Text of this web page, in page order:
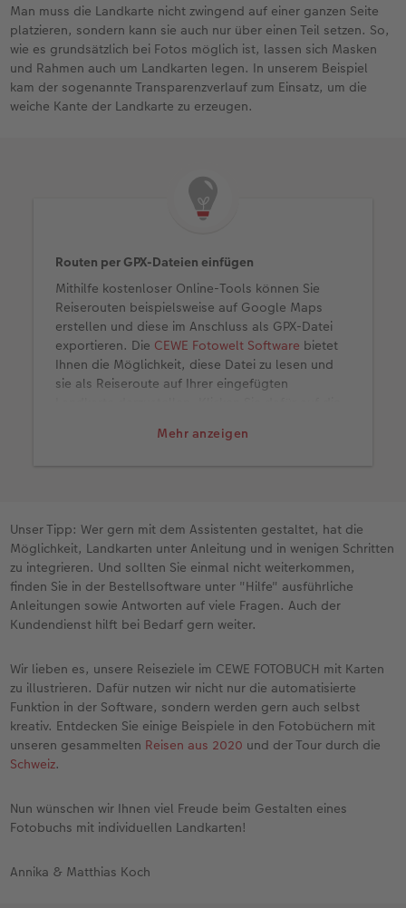
Man muss die Landkarte nicht zwingend auf einer ganzen Seite
platzieren, sondern kann sie auch nur über einen Teil setzen. So,
wie es grundsätzlich bei Fotos möglich ist, lassen sich Masken
und Rahmen auch um Landkarten legen. In unserem Beispiel
kam der sogenannte Transparenzverlauf zum Einsatz, um die
weiche Kante der Landkarte zu erzeugen.
Mehr anzeigen
Routen per GPX-Dateien einfügen
Mithilfe kostenloser Online-Tools können Sie
Reiserouten beispielsweise auf Google Maps
erstellen und diese im Anschluss als GPX-Datei
exportieren. Die CEWE Fotowelt Software bietet
Ihnen die Möglichkeit, diese Datei zu lesen und
sie als Reiseroute auf Ihrer eingefügten
Funktion "GPX-Track auswählen". Im Anschluss
Unser Tipp: Wer gern mit dem Assistenten gestaltet, hat die
Möglichkeit, Landkarten unter Anleitung und in wenigen Schritten
zu integrieren. Und sollten Sie einmal nicht weiterkommen,
finden Sie in der Bestellsoftware unter "Hilfe" ausführliche
Anleitungen sowie Antworten auf viele Fragen. Auch der
Kundendienst hilft bei Bedarf gern weiter.
Wir lieben es, unsere Reiseziele im CEWE FOTOBUCH mit Karten
zu illustrieren. Dafür nutzen wir nicht nur die automatisierte
Funktion in der Software, sondern werden gern auch selbst
kreativ. Entdecken Sie einige Beispiele in den Fotobüchern mit
unseren gesammelten Reisen aus 2020 und der Tour durch die
Schweiz.
Nun wünschen wir Ihnen viel Freude beim Gestalten eines
Fotobuchs mit individuellen Landkarten!
Annika & Matthias Koch